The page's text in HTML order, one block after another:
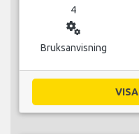
4
miscellaneous_services
Bruksanvisning